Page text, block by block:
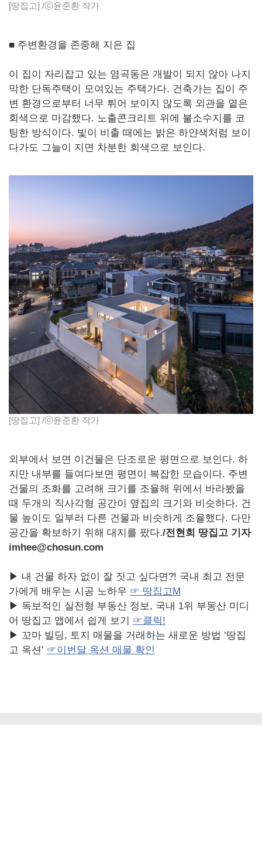
[땅집고] /ⓒ윤준환 작가
■ 주변환경을 존중해 지은 집
이 집이 자리잡고 있는 염곡동은 개발이 되지 않아 나지
막한 단독주택이 모여있는 주택가다. 건축가는 집이 주
변 환경으로부터 너무 튀어 보이지 않도록 외관을 옅은
회색으로 마감했다. 노출콘크리트 위에 불소수지를 코
팅한 방식이다. 빛이 비출 때에는 밝은 하얀색처럼 보이
다가도 그늘이 지면 차분한 회색으로 보인다.
[땅집고] /ⓒ윤준환 작가
외부에서 보면 이건물은 단조로운 평면으로 보인다. 하
지만 내부를 들여다보면 평면이 복잡한 모습이다. 주변
건물의 조화를 고려해 크기를 조율해 위에서 바라봤을
때 두개의 직사각형 공간이 옆집의 크기와 비슷하다. 건
물 높이도 일부러 다른 건물과 비슷하게 조율했다. 다만
공간을 확보하기 위해 대지를 팠다./전현희 땅집고 기자
imhee@chosun.com
▶ 내 건물 하자 없이 잘 짓고 싶다면?! 국내 최고 전문
가에게 배우는 시공 노하우 ☞ 땅집고M
▶ 독보적인 실전형 부동산 정보, 국내 1위 부동산 미디
어 땅집고 앱에서 쉽게 보기 ☞클릭!
▶ 꼬마 빌딩, 토지 매물을 거래하는 새로운 방법 ‘땅집
고 옥션’ ☞이번달 옥션 매물 확인